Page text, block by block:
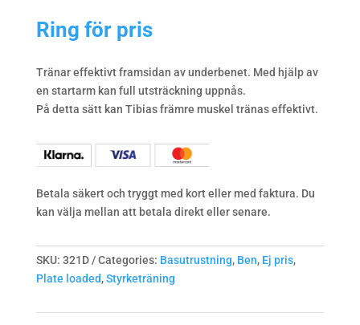
Ring för pris
Tränar effektivt framsidan av underbenet. Med hjälp av
en startarm kan full utsträckning uppnås.
På detta sätt kan Tibias främre muskel tränas effektivt.
Betala säkert och tryggt med kort eller med faktura. Du
kan välja mellan att betala direkt eller senare.
SKU: 321D Categories: Basutrustning, Ben, Ej pris,
Plate loaded,Styrketräning